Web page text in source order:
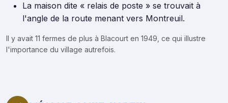
La maison dite « relais de poste » se trouvait à
l'angle de la route menant vers Montreuil.
Il y avait 11 fermes de plus à Blacourt en 1949, ce qui illustre
l'importance du village autrefois.